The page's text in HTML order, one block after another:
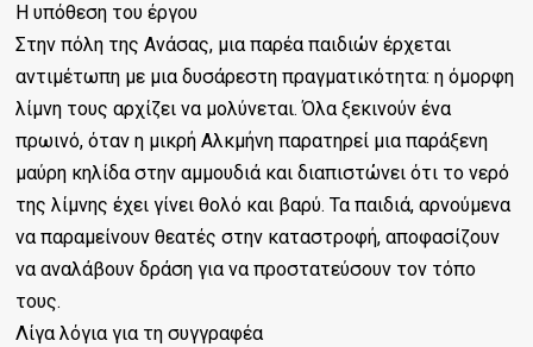
Η υπόθεση του έργου
Στην πόλη της Ανάσας, μια παρέα παιδιών έρχεται
αντιμέτωπη με μια δυσάρεστη πραγματικότητα: η όμορφη
λίμνη τους αρχίζει να μολύνεται. Όλα ξεκινούν ένα
πρωινό, όταν η μικρή Αλκμήνη παρατηρεί μια παράξενη
μαύρη κηλίδα στην αμμουδιά και διαπιστώνει ότι το νερό
της λίμνης έχει γίνει θολό και βαρύ. Τα παιδιά, αρνούμενα
να παραμείνουν θεατές στην καταστροφή, αποφασίζουν
να αναλάβουν δράση για να προστατεύσουν τον τόπο
τους.
Λίγα λόγια για τη συγγραφέα